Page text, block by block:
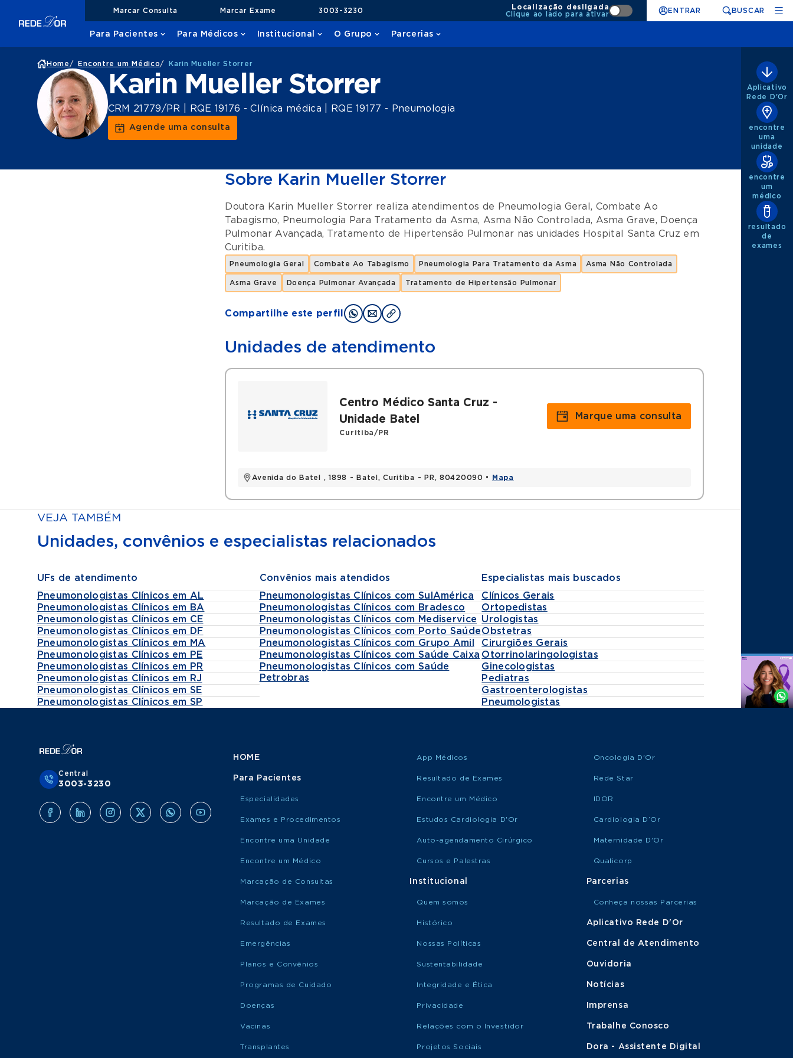
Marcar Consulta Marcar Exame 3003-3230
Localização desligada
Clique ao lado para ativar
ENTRAR BUSCAR
Para Pacientes Para Médicos Institucional O Grupo Parcerias
Home / Encontre um Médico/ Karin Mueller Storrer
Karin Mueller Storrer
CRM 21779/PR | RQE 19176 - Clínica médica | RQE 19177 - Pneumologia
Agende uma consulta
Sobre Karin Mueller Storrer
Doutora Karin Mueller Storrer realiza atendimentos de Pneumologia Geral, Combate Ao
Tabagismo, Pneumologia Para Tratamento da Asma, Asma Não Controlada, Asma Grave, Doença
Pulmonar Avançada, Tratamento de Hipertensão Pulmonar nas unidades Hospital Santa Cruz em
Curitiba.
Pneumologia Geral Combate Ao Tabagismo Pneumologia Para Tratamento da Asma Asma Não Controlada
Asma Grave Doença Pulmonar Avançada Tratamento de Hipertensão Pulmonar
Compartilhe este perfil
Unidades de atendimento
Centro Médico Santa Cruz -
Unidade Batel
Curitiba/PR
Avenida do Batel , 1898 - Batel, Curitiba - PR, 80420090 • Mapa
Marque uma consulta
VEJA TAMBÉM
Unidades, convênios e especialistas relacionados
UFs de atendimento
Pneumonologistas Clínicos em AL
Pneumonologistas Clínicos em BA
Pneumonologistas Clínicos em CE
Pneumonologistas Clínicos em DF
Pneumonologistas Clínicos em MA
Pneumonologistas Clínicos em PE
Pneumonologistas Clínicos em PR
Pneumonologistas Clínicos em RJ
Pneumonologistas Clínicos em SE
Pneumonologistas Clínicos em SP
Convênios mais atendidos
Pneumonologistas Clínicos com SulAmérica
Pneumonologistas Clínicos com Bradesco
Pneumonologistas Clínicos com Mediservice
Pneumonologistas Clínicos com Porto Saúde
Pneumonologistas Clínicos com Grupo Amil
Pneumonologistas Clínicos com Saúde Caixa
Pneumonologistas Clínicos com Saúde
Petrobras
Especialistas mais buscados
Clínicos Gerais
Ortopedistas
Urologistas
Obstetras
Cirurgiões Gerais
Otorrinolaringologistas
Ginecologistas
Pediatras
Gastroenterologistas
Pneumologistas
Aplicativo
Rede D'Or
encontre
uma
unidade
encontre
um
médico
resultado
de
exames
Agende
Whatsapp
Central
3003-3230
HOME
Para Pacientes
Especialidades
Exames e Procedimentos
Encontre uma Unidade
Encontre um Médico
Marcação de Consultas
Marcação de Exames
Resultado de Exames
Emergências
Planos e Convênios
Programas de Cuidado
Doenças
Vacinas
Transplantes
App Médicos
Resultado de Exames
Encontre um Médico
Estudos Cardiologia D'Or
Auto-agendamento Cirúrgico
Cursos e Palestras
Institucional
Quem somos
Histórico
Nossas Políticas
Sustentabilidade
Integridade e Ética
Privacidade
Relações com o Investidor
Projetos Sociais
Oncologia D'Or
Rede Star
IDOR
Cardiologia D’Or
Maternidade D'Or
Qualicorp
Parcerias
Conheça nossas Parcerias
Aplicativo Rede D'Or
Central de Atendimento
Ouvidoria
Notícias
Imprensa
Trabalhe Conosco
Dora - Assistente Digital